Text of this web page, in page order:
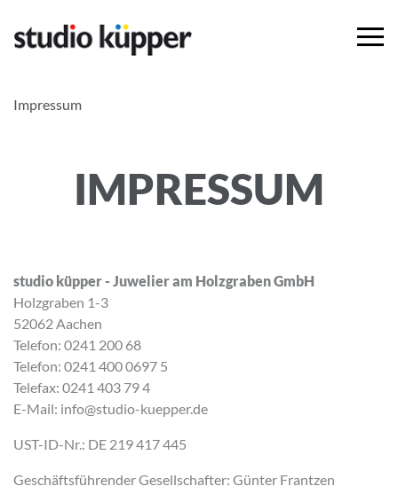
Impressum
IMPRESSUM
studio küpper - Juwelier am Holzgraben GmbH
Holzgraben 1-3
52062 Aachen
Telefon: 0241 200 68
Telefon: 0241 400 0697 5
Telefax: 0241 403 79 4
E-Mail: info@studio-kuepper.de
UST-ID-Nr.: DE 219 417 445
Geschäftsführender Gesellschafter: Günter Frantzen